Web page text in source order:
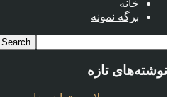
خانه
برگه نمونه
نوشته‌های تازه